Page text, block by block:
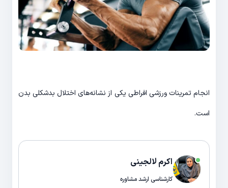
انجام تمرینات ورزشی افراطی یکی از نشانه‌های اختلال بدشکلی بدن
است.
اکرم لالجینی
کارشناسی ارشد مشاوره